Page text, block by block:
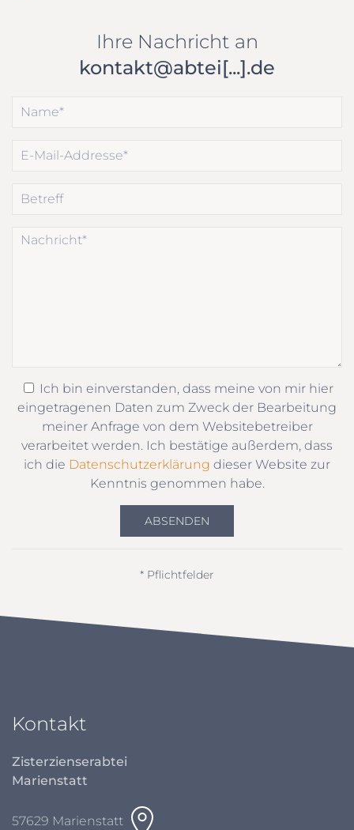
Ihre Nachricht an
kontakt@abtei[...].de
Ich bin einverstanden, dass meine von mir hier
eingetragenen Daten zum Zweck der Bearbeitung
meiner Anfrage von dem Websitebetreiber
verarbeitet werden. Ich bestätige außerdem, dass
ich die Datenschutzerklärung dieser Website zur
Kenntnis genommen habe.
ABSENDEN
* Pflichtfelder
Kontakt
Zisterzienserabtei
Marienstatt
57629 Marienstatt